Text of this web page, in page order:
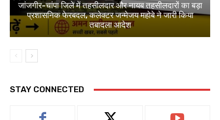
जांजगीर-चांपा जिले में तहसीलदार और नायब तहसीलदारों का बड़ा
प्रशासनिक फेरबदल, कलेक्टर जन्मेजय महोबे ने जारी किया
तबादला आदेश
STAY CONNECTED